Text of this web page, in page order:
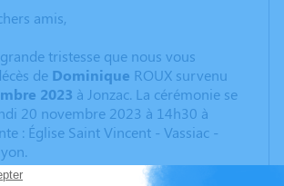
amis,
tristesse que nous vous
de Dominique ROUX survenu
2023 à Jonzac. La cérémonie se
20 novembre 2023 à 14h30 à
: Église Saint Vincent - Vassiac -